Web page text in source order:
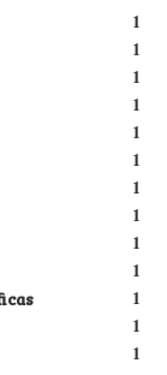
1
1
1
1
1
1
1
1
1
1
1
1
1